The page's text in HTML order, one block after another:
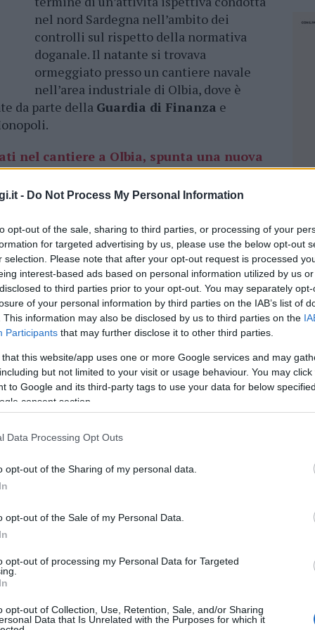
- Do Not Process My Personal Information
opt-out of the sale, sharing to third parties, or processing of your
for targeted advertising by us, please use the below opt-out
selection. Please note that after your opt-out request is processed
interest-based ads based on personal information utilized by us
to third parties prior to your opt-out. You may separately
of your personal information by third parties on the IAB’s list of
This information may also be disclosed by us to third parties on the
Participants that may further disclose it to other third parties.
that this website/app uses one or more Google services and may
but not limited to your visit or usage behaviour. You may
to Google and its third-party tags to use your data for below
consent section.
Data Processing Opt Outs
opt-out of the Sharing of my personal data.
opt-out of the Sale of my Personal Data.
opt-out of processing my Personal Data for Targeted
opt-out of Collection, Use, Retention, Sale, and/or Sharing
Data that Is Unrelated with the Purposes for which it
nel nord Sardegna nell’ambito dei
controlli sul rispetto della normativa
doganale. Il natante si trovava
ormeggiato presso un cantiere navale
nell’area industriale di Olbia, dove è
da parte della Guardia di Finanza e
nel cantiere a Olbia, spunta una nuova
del Gruppo della Guardia di
attività di contrasto all’importazione
daPaesi extra Unione Europea. Le
sia tecnica, hanno consentito di ricostruire
nelterritorio doganale europeo, accertando
interruzioni oltre il limite massimo
dei militari, il natante avrebbe
di ammissione temporanea, che consente
Europea di circolare senza il
rispetto di tali condizioni ha portato
delle disposizioni vigenti.
l’imbarcazione, il cui valore è stato
all’estero, è stato segnalato alla
il tribunale di Tempio Pausania
contrabbando, per aver introdotto e
in assenza della prevista
dell’Iva all’importazione, quantificata
si colloca nel quadro dei controlli